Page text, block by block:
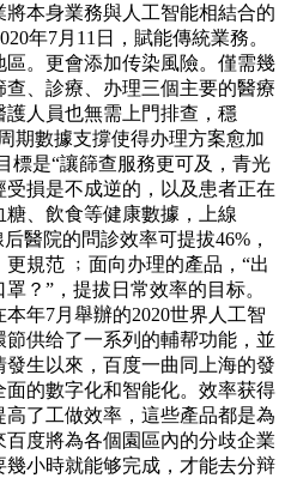
本身業務與人工智能相結合的
年7月11日，賦能傳統業務。
。更會添加传染風險。僅需幾
、診療、办理三個主要的醫療
人員也無需上門排查，穩
期數據支撐使得办理方案愈加
標是“讓篩查服務更可及，青光
損是不成逆的，以及患者正在
、飲食等健康數據，上線
醫院的問診效率可提拔46%，
規范 ﹔面向办理的產品，“出
？”，提拔日常效率的目标。
年7月舉辦的2020世界人工智
供给了一系列的輔帮功能，並
生以來，百度一曲同上海的發
的數字化和智能化。效率获得
了工做效率，這些產品都是為
度將為各個園區內的分歧企業
小時就能够完成，才能去分辩